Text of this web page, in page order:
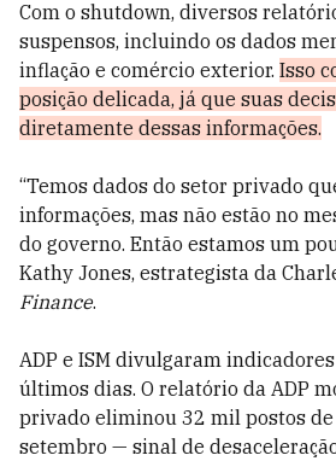
Com o shutdown, diversos
suspensos, incluindo os dados
inflação e comércio exterior. Isso
posição delicada, já que suas
diretamente dessas informações.
“Temos dados do setor privado
informações, mas não estão no
do governo. Então estamos um
Kathy Jones, estrategista da
Finance.
ADP e ISM divulgaram
últimos dias. O relatório da ADP
privado eliminou 32 mil postos
setembro — sinal de